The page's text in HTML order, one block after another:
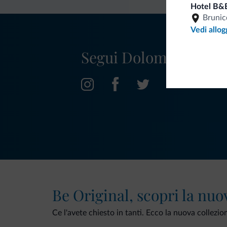
Hotel
Vedi
Segui Dolomiti.it
Be Original, scopri la
Ce l'avete chiesto in tanti. Ecco la nuova